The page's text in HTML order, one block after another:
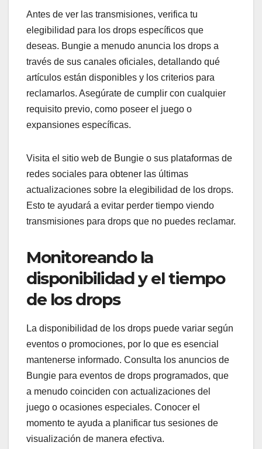
Antes de ver las transmisiones, verifica tu
elegibilidad para los drops específicos que
deseas. Bungie a menudo anuncia los drops a
través de sus canales oficiales, detallando qué
artículos están disponibles y los criterios para
reclamarlos. Asegúrate de cumplir con cualquier
requisito previo, como poseer el juego o
expansiones específicas.
Visita el sitio web de Bungie o sus plataformas de
redes sociales para obtener las últimas
actualizaciones sobre la elegibilidad de los drops.
Esto te ayudará a evitar perder tiempo viendo
transmisiones para drops que no puedes reclamar.
Monitoreando la
disponibilidad y el tiempo
de los drops
La disponibilidad de los drops puede variar según
eventos o promociones, por lo que es esencial
mantenerse informado. Consulta los anuncios de
Bungie para eventos de drops programados, que
a menudo coinciden con actualizaciones del
juego o ocasiones especiales. Conocer el
momento te ayuda a planificar tus sesiones de
visualización de manera efectiva.